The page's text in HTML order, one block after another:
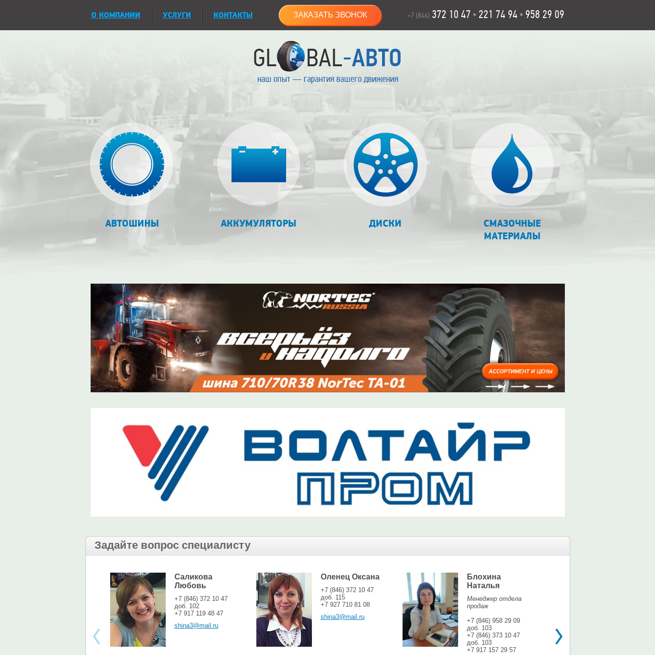
О КОМПАНИИ УСЛУГИ КОНТАКТЫ ЗАКАЗАТЬ ЗВОНОК +7 (846) 372 10 47 • 221 74 94 • 958 29 09
наш опыт — гарантия вашего движения
АВТОШИНЫ АККУМУЛЯТОРЫ ДИСКИ
СМАЗОЧНЫЕ
МАТЕРИАЛЫ
Задайте вопрос специалисту
Саликова
Любовь
+7 (846) 372 10 47
доб. 102
+7 917 119 48 47
shina3@mail.ru
Оленец Оксана
+7 (846) 372 10 47
доб. 115
+7 927 710 81 08
shina3@mail.ru
Блохина
Наталья
Менеджер отдела
продаж
+7 (846) 958 29 09
доб. 103
+7 (846) 373 10 47
доб. 103
+7 917 157 29 57